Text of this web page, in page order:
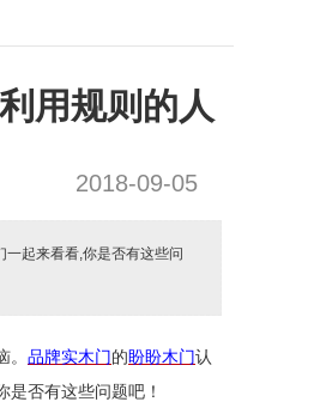
用规则的人
2018-09-05
起来看看,你是否有这些问
品牌实木门 的盼盼木门认
否有这些问题吧！